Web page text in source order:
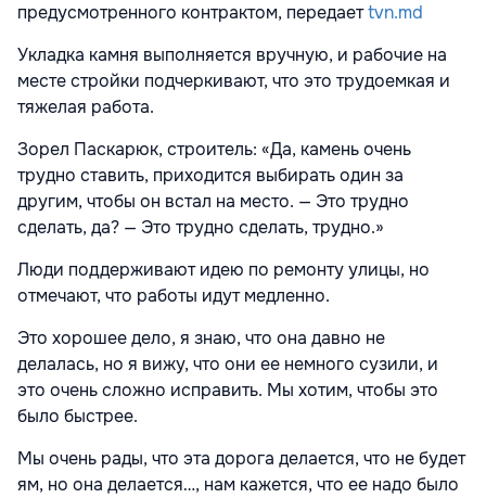
предусмотренного контрактом, передаетtvn.md
Укладка камня выполняется вручную, и рабочие на
месте стройки подчеркивают, что это трудоемкая и
тяжелая работа.
Зорел Паскарюк, строитель: «Да, камень очень
трудно ставить, приходится выбирать один за
другим, чтобы он встал на место. — Это трудно
сделать, да? — Это трудно сделать, трудно.»
Люди поддерживают идею по ремонту улицы, но
отмечают, что работы идут медленно.
Это хорошее дело, я знаю, что она давно не
делалась, но я вижу, что они ее немного сузили, и
это очень сложно исправить. Мы хотим, чтобы это
было быстрее.
Мы очень рады, что эта дорога делается, что не будет
ям, но она делается…, нам кажется, что ее надо было